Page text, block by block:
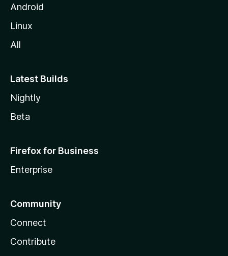
lAndroid
Linux
All
Latest Builds
Nightly
Beta
Firefox for Business
Enterprise
Community
Connect
Contribute